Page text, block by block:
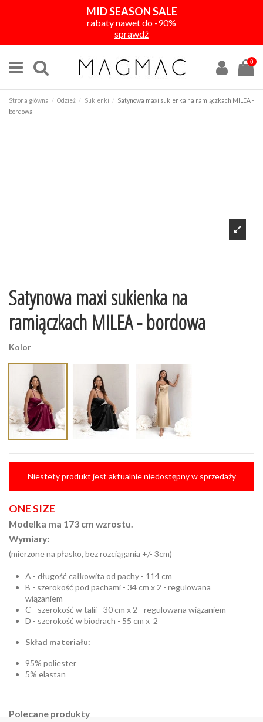
MID SEASON SALE
rabaty nawet do -90%
sprawdź
0
Strona główna Odzież Sukienki
Satynowa maxi sukienka na ramiączkach MILEA -
bordowa
Satynowa maxi sukienka na
ramiączkach MILEA - bordowa
Kolor
Niestety produkt jest aktualnie niedostępny w sprzedaży
ONE SIZE
Modelka ma 173 cm wzrostu.
Wymiary:
(mierzone na płasko, bez rozciągania +/- 3cm)
A - długość całkowita od pachy - 114 cm
B - szerokość pod pachami - 34 cm x 2 - regulowana
wiązaniem
C - szerokość w talii - 30 cm x 2 - regulowana wiązaniem
D - szerokość w biodrach - 55 cm x 2
Skład materiału:
95% poliester
5% elastan
Polecane produkty